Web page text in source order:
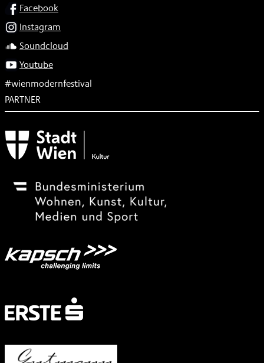
SOCIALFacebook
Instagram
Soundcloud
Youtube
#wienmodernfestival
PARTNER
Subventionsgeber